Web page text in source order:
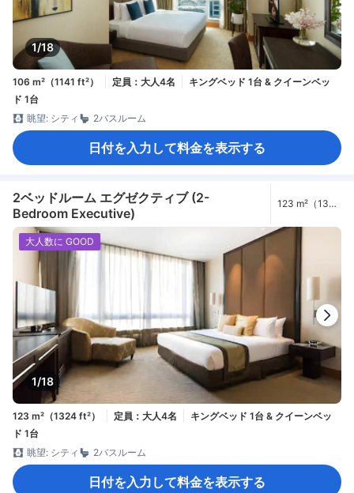
1/18
106 m²（1141 ft²） 定員：大人4名
キングベッド 1台 & クイーンベッ
ド 1台
眺望: シティ
2バスルーム
日付を入力して料金を表示する
2ベッドルーム エグゼクティブ (2-
Bedroom Executive)
123 m²（1324
1/18
大人数に GOOD
123 m²（1324 ft²） 定員：大人4名
キングベッド 1台 & クイーンベッ
ド 1台
眺望: シティ
2バスルーム
日付を入力して料金を表示する